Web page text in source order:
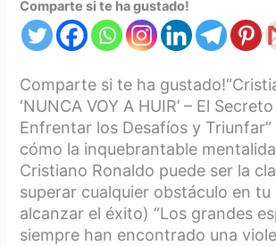
Comparte si te ha gustado!
Comparte si te ha
‘NUNCA VOY A HUIR’ – El
Enfrentar los Desafíos y
cómo la inquebrantable
Cristiano Ronaldo puede ser la
superar cualquier obstáculo en
alcanzar el éxito) “Los grandes
siempre han encontrado una